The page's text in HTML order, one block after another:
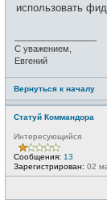
использовать
С уважением,
Евгений
Вернуться к началу
Статуй Коммандора
Интересующийся
Сообщения: 13
Зарегистрирован: 02